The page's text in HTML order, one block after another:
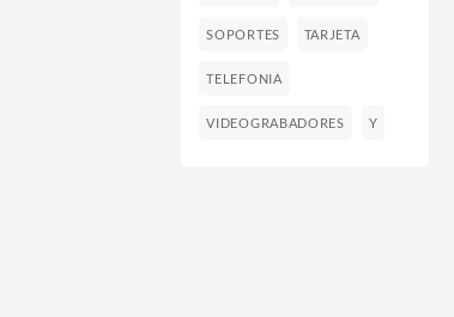
SOPORTES TARJETA
TELEFONIA
VIDEOGRABADORES Y